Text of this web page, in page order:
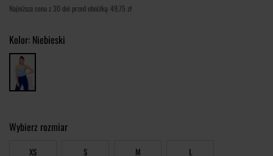
Najniższa cena z 30 dni przed obniżką: 49,75 zł
Kolor: Niebieski
Wybierz rozmiar
XS S M L